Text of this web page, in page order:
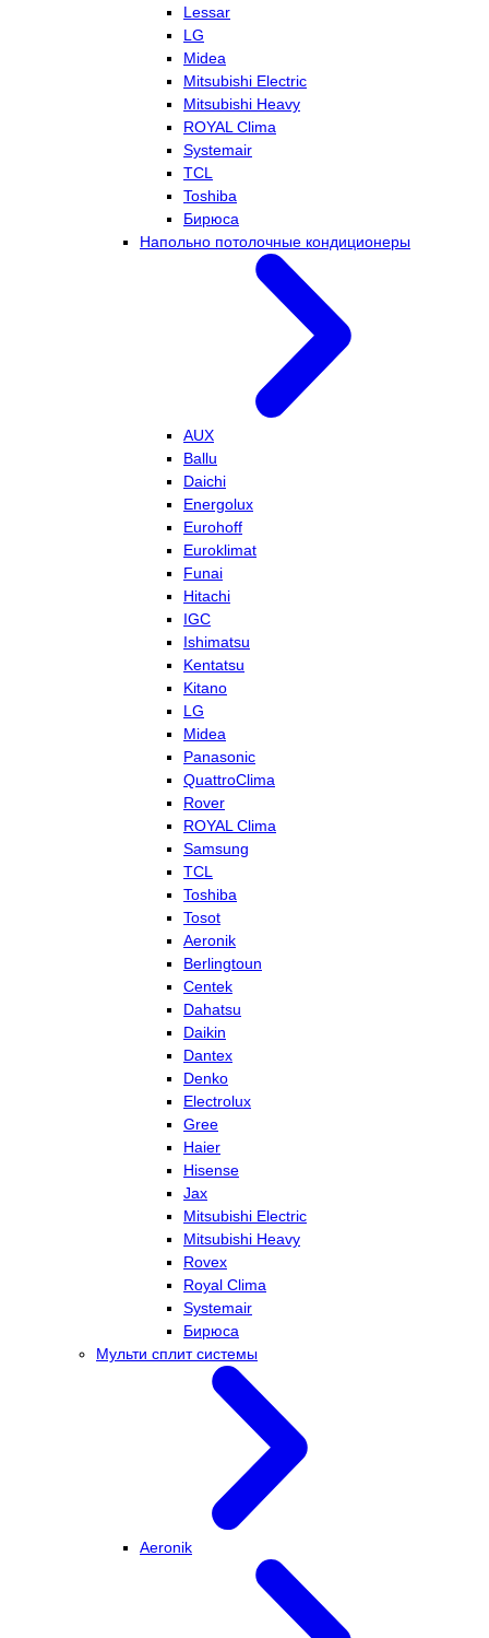
Lessar
LG
Midea
Mitsubishi Electric
Mitsubishi Heavy
ROYAL Clima
Systemair
TCL
Toshiba
Бирюса
Напольно потолочные кондиционеры
AUX
Ballu
Daichi
Energolux
Eurohoff
Euroklimat
Funai
Hitachi
IGC
Ishimatsu
Kentatsu
Kitano
LG
Midea
Panasonic
QuattroClima
Rover
ROYAL Clima
Samsung
TCL
Toshiba
Tosot
Aeronik
Berlingtoun
Centek
Dahatsu
Daikin
Dantex
Denko
Electrolux
Gree
Haier
Hisense
Jax
Mitsubishi Electric
Mitsubishi Heavy
Rovex
Royal Clima
Systemair
Бирюса
Мульти сплит системы
Aeronik